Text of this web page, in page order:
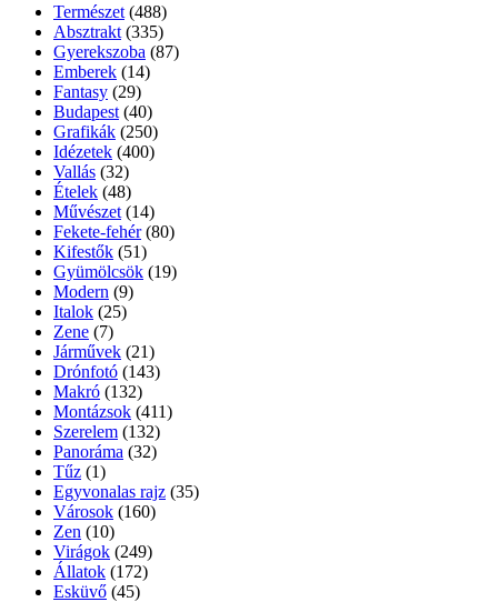
Természet (488)
Absztrakt (335)
Gyerekszoba (87)
Emberek (14)
Fantasy (29)
Budapest (40)
Grafikák (250)
Idézetek (400)
Vallás (32)
Ételek (48)
Művészet (14)
Fekete-fehér (80)
Kifestők (51)
Gyümölcsök (19)
Modern (9)
Italok (25)
Zene (7)
Járművek (21)
Drónfotó (143)
Makró (132)
Montázsok (411)
Szerelem (132)
Panoráma (32)
Tűz (1)
Egyvonalas rajz (35)
Városok (160)
Zen (10)
Virágok (249)
Állatok (172)
Esküvő (45)